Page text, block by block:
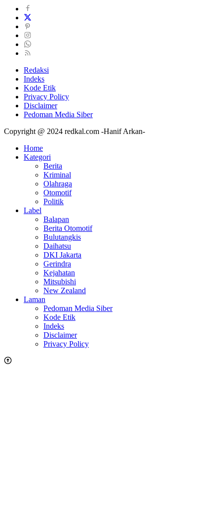
Redaksi
Indeks
Kode Etik
Privacy Policy
Disclaimer
Pedoman Media Siber
Copyright @ 2024 redkal.com -Hanif Arkan-
Home
Kategori
Berita
Kriminal
Olahraga
Otomotif
Politik
Label
Balapan
Berita Otomotif
Bulutangkis
Daihatsu
DKI Jakarta
Gerindra
Kejahatan
Mitsubishi
New Zealand
Laman
Pedoman Media Siber
Kode Etik
Indeks
Disclaimer
Privacy Policy